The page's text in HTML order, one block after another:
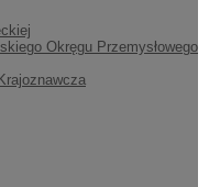
Okręgu Przemysłowego